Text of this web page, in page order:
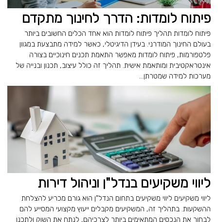
פיתוח לומדות: הדרך לחינוך מתקדם
פיתוח לומדות תהליך פיתוח לומדות הוא אחד הכלים החשובים ביותר
בעולם החינוך המודרני. בעידן הדיגיטלי, כאשר למידה מתבצעת במגוון
פלטפורמות, פיתוח לומדות מאפשר התאמת תכנים חינוכיים בצורה
אינטראקטיבית ומותאמת אישית. תהליך זה כולל עיצוב, תכנון ובנייה של
מערכות למידה שמטרתן...
ליווי משקיעים בנדל"ן וניהול דירות
ליווי משקיעים ליווי משקיעים בתחום הנדל"ן הוא גורם מכריע להצלחת
ההשקעות. בתהליך זה, המשקיעים מקבלים ייעוץ מקצועי המסייע להם
לבחור את הנכסים המתאימים ביותר לצרכיהם, לנתח את השוק ולתכנן